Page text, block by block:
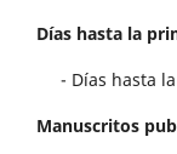
Días hasta la
- Días hasta la
Manuscritos